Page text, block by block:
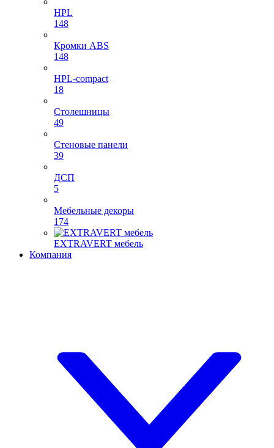
HPL
148
Кромки ABS
148
HPL-compact
18
Столешницы
49
Стеновые панели
39
ДСП
5
Мебельные декоры
174
EXTRAVERT мебель
Компания